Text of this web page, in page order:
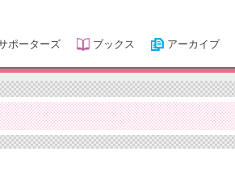
ポーターズ ブックス アーカイブ